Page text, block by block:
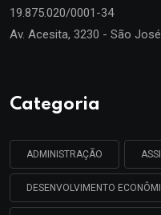
19.875.020/0001-34
Av. Acesita, 3230 - São
Categoria
ADMINISTRAÇÃO
DESENVOLVIMENTO